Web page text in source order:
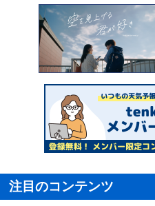
注目のコンテンツ